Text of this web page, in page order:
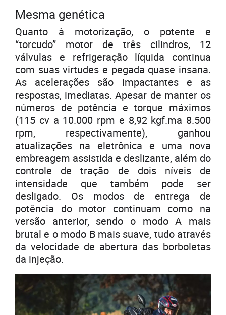
Mesma genética
Quanto à motorização, o potente e
“torcudo” motor de três cilindros, 12
válvulas e refrigeração líquida continua
com suas virtudes e pegada quase insana.
As acelerações são impactantes e as
respostas, imediatas. Apesar de manter os
números de potência e torque máximos
(115 cv a 10.000 rpm e 8,92 kgf.ma 8.500
rpm, respectivamente), ganhou
atualizações na eletrônica e uma nova
embreagem assistida e deslizante, além do
controle de tração de dois níveis de
intensidade que também pode ser
desligado. Os modos de entrega de
potência do motor continuam como na
versão anterior, sendo o modo A mais
brutal e o modo B mais suave, tudo através
da velocidade de abertura das borboletas
da injeção.